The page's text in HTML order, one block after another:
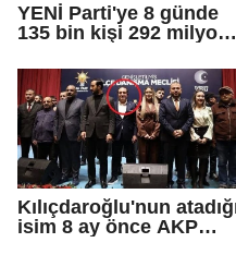
YENİ Parti'ye 8 günde
135 bin kişi 292 milyon
Kılıçdaroğlu'nun
isim 8 ay önce AKP